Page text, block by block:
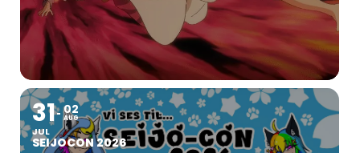
31
JUL
02
AUG
SEIJOCON 2026